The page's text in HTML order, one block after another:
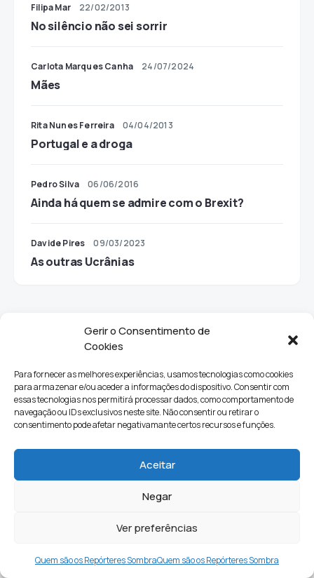
Gerir o Consentimento de
Cookies
Para fornecer as melhores experiências, usamos tecnologias como cookies
para armazenar e/ou aceder a informações do dispositivo. Consentir com
essas tecnologias nos permitirá processar dados, como comportamento de
navegação ou IDs exclusivos neste site. Não consentir ou retirar o
consentimento pode afetar negativamante certos recursos e funções.
Aceitar
Negar
Ver preferências
Quem são os Repórteres SombraQuem são os Repórteres Sombra
Filipa Mar 22/02/2013
No silêncio não sei sorrir
Carlota Marques Canha 24/07/2024
Mães
Rita Nunes Ferreira 04/04/2013
Portugal e a droga
Pedro Silva 06/06/2016
Ainda há quem se admire com o Brexit?
Davide Pires 09/03/2023
As outras Ucrânias
Bem-Estar
Cinema
Sociedade